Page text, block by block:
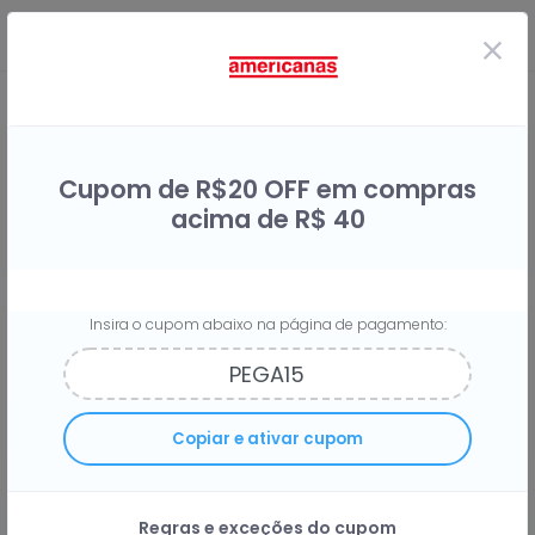
Compre na Americanas e
economizecom cupons de
desconto!
Cupom de R$20 OFF em compras
acima de R$ 40
Insira o cupom abaixo na página de pagamento:
Copiar e ativar cupom
Regras e exceções do cupom